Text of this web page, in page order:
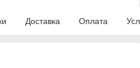
Доставка Оплата